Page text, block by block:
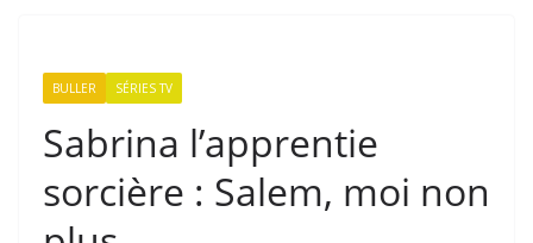
BULLER SÉRIES TV
Sabrina l’apprentie
sorcière : Salem, moi non